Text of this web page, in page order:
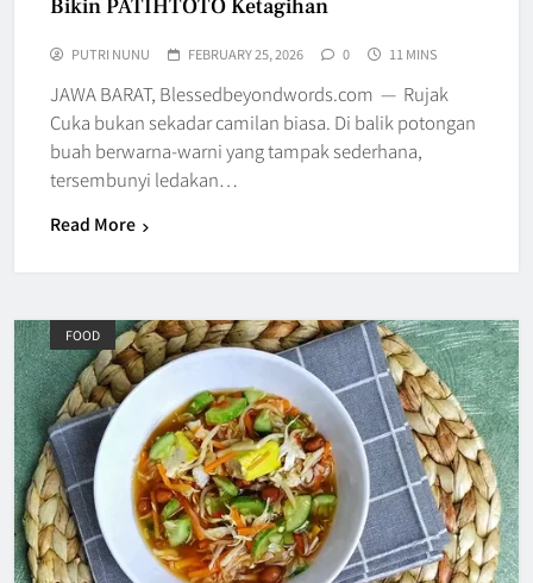
Bikin PATIHTOTO Ketagihan
PUTRI NUNU FEBRUARY 25, 2026 0 11 MINS
JAWA BARAT, Blessedbeyondwords.com — Rujak
Cuka bukan sekadar camilan biasa. Di balik potongan
buah berwarna-warni yang tampak sederhana,
tersembunyi ledakan…
Read More
FOOD